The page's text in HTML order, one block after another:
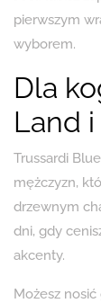
pierwszym
wyborem.
Dla
Land
Trussardi
mężczyzn,
drzewnym
dni, gdy
akcenty.
Możesz